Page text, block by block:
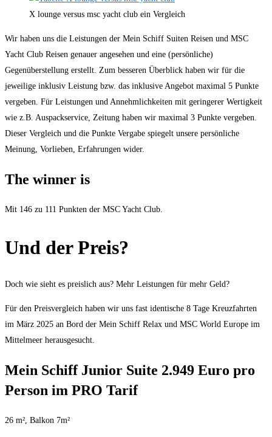
X lounge versus msc yacht club ein Vergleich
Wir haben uns die Leistungen der Mein Schiff Suiten Reisen und MSC
Yacht Club Reisen genauer angesehen und eine (persönliche)
Gegenüberstellung erstellt. Zum besseren Überblick haben wir für die
jeweilige inklusiv Leistung bzw. das inklusive Angebot maximal 5 Punkte
vergeben. Für Leistungen und Annehmlichkeiten mit geringerer Wertigkeit
wie z.B. Auspackservice, Zeitung haben wir maximal 3 Punkte vergeben.
Dieser Vergleich und die Punkte Vergabe spiegelt unsere persönliche
Meinung, Vorlieben, Erfahrungen wider.
The winner is
Mit 146 zu 111 Punkten der MSC Yacht Club.
Und der Preis?
Doch wie sieht es preislich aus? Mehr Leistungen für mehr Geld?
Für den Preisvergleich haben wir uns fast identische 8 Tage Kreuzfahrten
im März 2025 an Bord der Mein Schiff Relax und MSC World Europe im
Mittelmeer herausgesucht.
Mein Schiff Junior Suite 2.949 Euro pro
Person im PRO Tarif
26 m², Balkon 7m²